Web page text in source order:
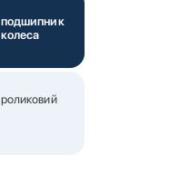
подшипник
колеса
роликовий